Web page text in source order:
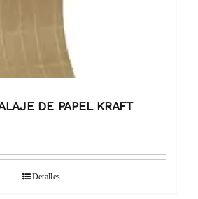
DE PAPEL KRAFT
Detalles